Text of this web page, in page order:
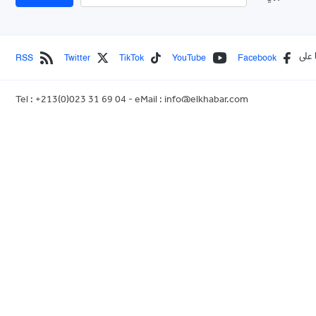
على Facebook
YouTube
TikTok
Twitter
RSS
Tel : +213(0)023 31 69 04 - eMail : info@elkhabar.com